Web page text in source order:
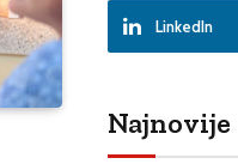
LinkedIn
Najnovije